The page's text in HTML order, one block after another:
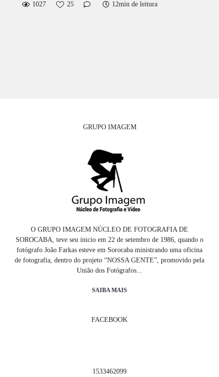
1027 25 12min de leitura
GRUPO IMAGEM
O GRUPO IMAGEM NÚCLEO DE FOTOGRAFIA DE
SOROCABA, teve seu inicio em 22 de setembro de 1986, quando o
fotógrafo João Farkas esteve em Sorocaba ministrando uma oficina
de fotografia, dentro do projeto “NOSSA GENTE”, promovido pela
União dos Fotógrafos...
SAIBA MAIS
FACEBOOK
1533462099